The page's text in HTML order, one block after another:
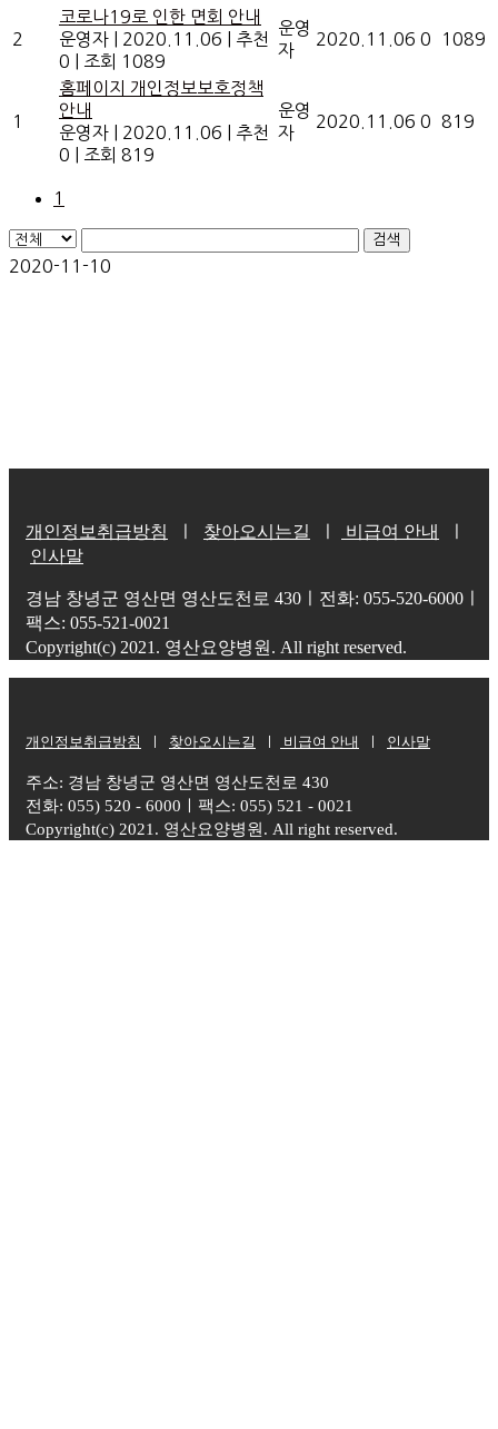
2
코로나19로 인한 면회 안내
운영자
2020.11.06
추천
0
조회 1089
운영
자
2020.11.06 0 1089
1
홈페이지 개인정보보호정책
안내
운영자
2020.11.06
추천
0
조회 819
운영
자
2020.11.06 0 819
1
검색
2020-11-10
개인정보취급방침 찾아오시는길 비급여 안내
인사말
경남 창녕군 영산면 영산도천로 430ㅣ전화: 055-520-6000ㅣ
팩스: 055-521-0021
Copyright(c) 2021. 영산요양병원. All right reserved.
개인정보취급방침 찾아오시는길 비급여 안내 인사말
주소: 경남 창녕군 영산면 영산도천로 430
전화: 055) 520 - 6000ㅣ팩스: 055) 521 - 0021
Copyright(c) 2021. 영산요양병원. All right reserved.